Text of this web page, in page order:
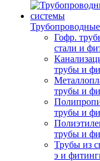
Гофр.
стали и
трубы и
трубы и
трубы и
трубы и
Трубы из
э и